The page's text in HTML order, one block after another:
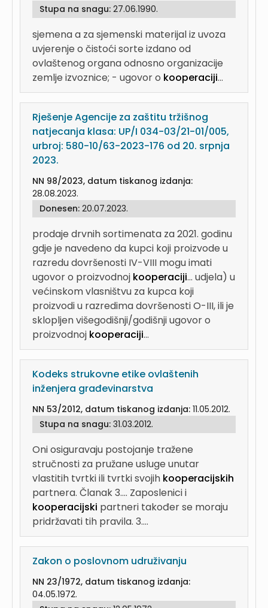
Stupa na snagu: 27.06.1990.
sjemena a za sjemenski materijal iz uvoza
uvjerenje o čistoći sorte izdano od
ovlaštenog organa odnosno organizacije
zemlje izvoznice; - ugovor o kooperaciji...
Rješenje Agencije za zaštitu tržišnog
natjecanja klasa: UP/I 034-03/21-01/005,
urbroj: 580-10/63-2023-176 od 20. srpnja
2023.
NN 98/2023, datum tiskanog izdanja:
28.08.2023.
Donesen: 20.07.2023.
prodaje drvnih sortimenata za 2021. godinu
gdje je navedeno da kupci koji proizvode u
razredu dovršenosti IV-VIII mogu imati
ugovor o proizvodnoj kooperaciji... udjela) u
većinskom vlasništvu za kupca koji
proizvodi u razredima dovršenosti O-III, ili je
sklopljen višegodišnji/godišnji ugovor o
proizvodnoj kooperaciji...
Kodeks strukovne etike ovlaštenih
inženjera građevinarstva
NN 53/2012, datum tiskanog izdanja: 11.05.2012.
Stupa na snagu: 31.03.2012.
Oni osiguravaju postojanje tražene
stručnosti za pružane usluge unutar
vlastitih tvrtki ili tvrtki svojih kooperacijskih
partnera. Članak 3.... Zaposlenici i
kooperacijski partneri također se moraju
pridržavati tih pravila. 3....
Zakon o poslovnom udruživanju
NN 23/1972, datum tiskanog izdanja:
04.05.1972.